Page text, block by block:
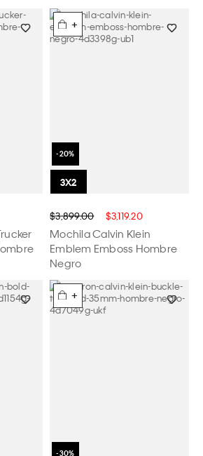
+
$3,899.00 $3,119.20
Mochila Calvin Klein
Emblem Emboss Hombre
Negro
+